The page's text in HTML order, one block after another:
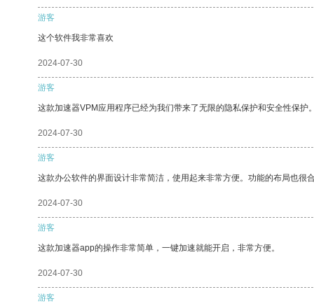
游客
这个软件我非常喜欢
2024-07-30
游客
这款加速器VPM应用程序已经为我们带来了无限的隐私保护和安全性保护
2024-07-30
游客
这款办公软件的界面设计非常简洁，使用起来非常方便。功能的布局也很
2024-07-30
游客
这款加速器app的操作非常简单，一键加速就能开启，非常方便。
2024-07-30
游客